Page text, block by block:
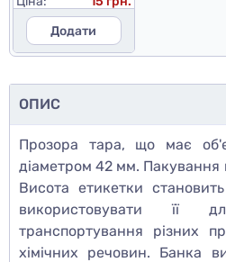
Додати
ОПИС
Прозора тара, що має
діаметром 42 мм. Пакування
Висота етикетки
використовувати її
транспортування різних
хімічних речовин. Банка